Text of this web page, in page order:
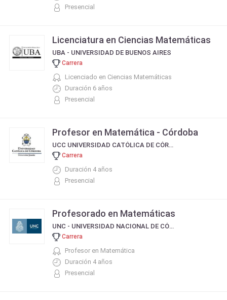
Presencial
Licenciatura en Ciencias Matemáticas
UBA - UNIVERSIDAD DE BUENOS AIRES
Carrera
Licenciado en Ciencias Matemáticas
Duración 6 años
Presencial
Profesor en Matemática - Córdoba
UCC UNIVERSIDAD CATÓLICA DE CÓRDOBA
Carrera
Duración 4 años
Presencial
Profesorado en Matemáticas
UNC - UNIVERSIDAD NACIONAL DE CÓRDOBA
Carrera
Profesor en Matemática
Duración 4 años
Presencial